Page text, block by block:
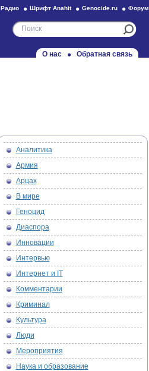
Радио Шрифт Anahit Genocide.ru Форум
О нас Обратная связь
Аналитика
Армия
Арцах
В мире
Геноцид
Диаспора
Инновации
Интервью
Интернет и IT
Комментарии
Криминал
Культура
Люди
Мероприятия
Наука и образование